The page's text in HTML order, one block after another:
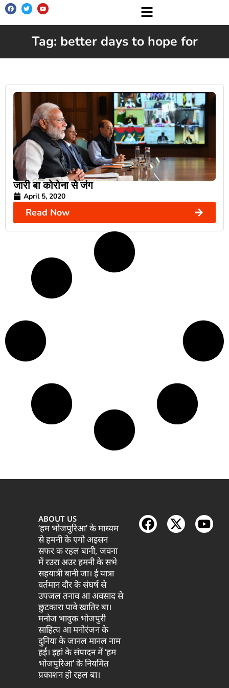
Tag: better days to hope for
जारी बा कोरोना से जंग
April 5, 2020
Read Now
ABOUT US
‘हम भोजपुरिआ’ के माध्यम
से हमनी के एगो अइसन
सफर क रहल बानी, जवना
में रउरा अउर हमनी के सभे
सहयात्री बानी जा। ई यात्रा
वर्तमान दौर के संघर्ष से
उपजल तनाव आ अवसाद से
छुटकारा पावे खातिर बा।
मनोज भावुक भोजपुरी
साहित्य आ मनोरंजन के
दुनिया के जानल मानल नाम
हईं। इहां के संपादन में ‘हम
भोजपुरिआ’ के नियमित
प्रकाशन हो रहल बा।